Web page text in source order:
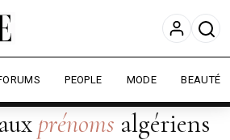
cookies pour améliorer votre
l'audience.
En savoir plus
tout Personnaliser
PEOPLE MODE BEAUTÉ
prénoms algériens